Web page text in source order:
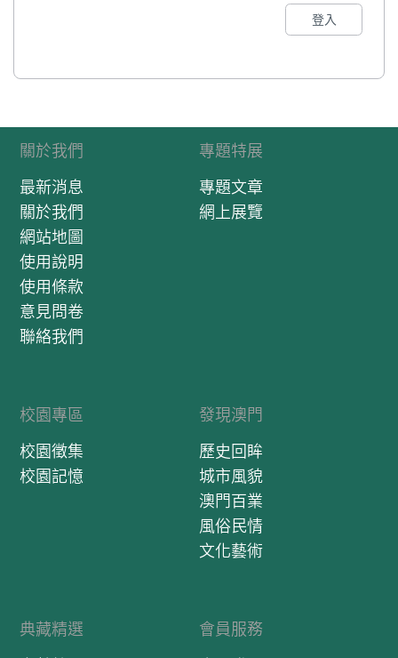
登入
關於我們
最新消息
關於我們
網站地圖
使用說明
使用條款
意見問卷
聯絡我們
專題特展
專題文章
網上展覽
校園專區
校園徵集
校園記憶
發現澳門
歷史回眸
城市風貌
澳門百業
風俗民情
文化藝術
典藏精選
會員服務